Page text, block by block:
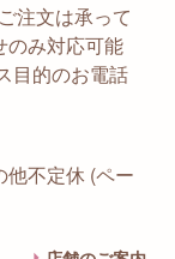
注文は承って
のみ対応可能
目的のお電話
他不定休 (ペー